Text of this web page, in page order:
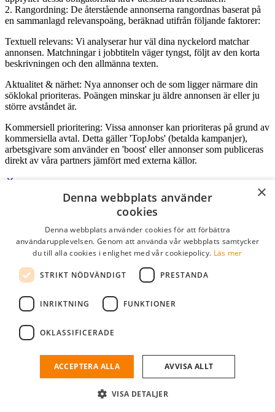
2. Rangordning: De återstående annonserna rangordnas baserat på
en sammanlagd relevanspoäng, beräknad utifrån följande faktorer:
Textuell relevans: Vi analyserar hur väl dina nyckelord matchar
annonsen. Matchningar i jobbtiteln väger tyngst, följt av den korta
beskrivningen och den allmänna texten.
Aktualitet & närhet: Nya annonser och de som ligger närmare din
söklokal prioriteras. Poängen minskar ju äldre annonsen är eller ju
större avståndet är.
Kommersiell prioritering: Vissa annonser kan prioriteras på grund av
kommersiella avtal. Detta gäller 'TopJobs' (betalda kampanjer),
arbetsgivare som använder en 'boost' eller annonser som publiceras
direkt av våra partners jämfört med externa källor.
Logga in som företag
Lösenord
kom ihåg mig
logga in
Kostnadsfri företagsprofil
och söka efter passande kandidater till ditt företag.
×
Denna webbplats använder
cookies
Denna webbplats använder cookies för att förbättra
användarupplevelsen. Genom att använda vår webbplats samtycker
du till alla cookies i enlighet med vår cookiepolicy. Läs mer
STRIKT NÖDVÄNDIGT PRESTANDA
INRIKTNING FUNKTIONER
OKLASSIFICERADE
ACCEPTERA ALLA AVVISA ALLT
VISA DETALJER